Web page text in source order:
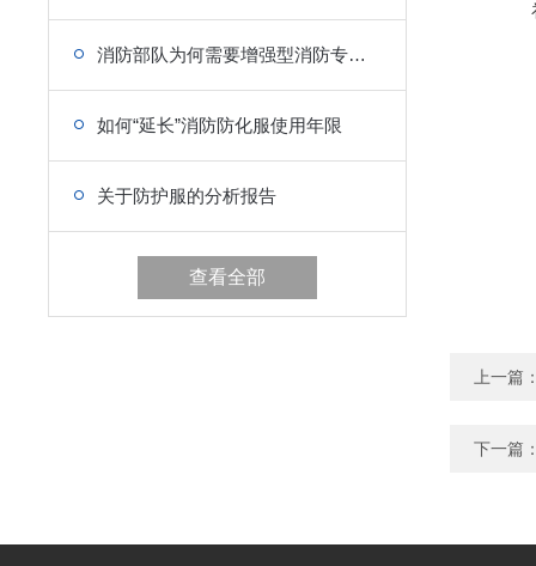
消防部队为何需要增强型消防专用救生衣
如何“延长”消防防化服使用年限
关于防护服的分析报告
查看全部
上一篇
下一篇